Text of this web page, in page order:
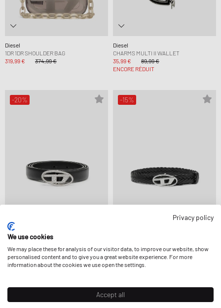
Diesel
1DR 1DR SHOULDER BAG
319,99 €
374,99 €
Diesel
CHARMS MULTI II WALLET
35,99 €
89,99 €
ENCORE RÉDUIT
-20%
Diesel
OVAL D LOGO B-1DR STRASS
-15%
Privacy policy
We use cookies
We may place these for analysis of our visitor data, to improve our website, show
personalised content and to give you a great website experience. For more
information about the cookies we use open the settings.
Accept all